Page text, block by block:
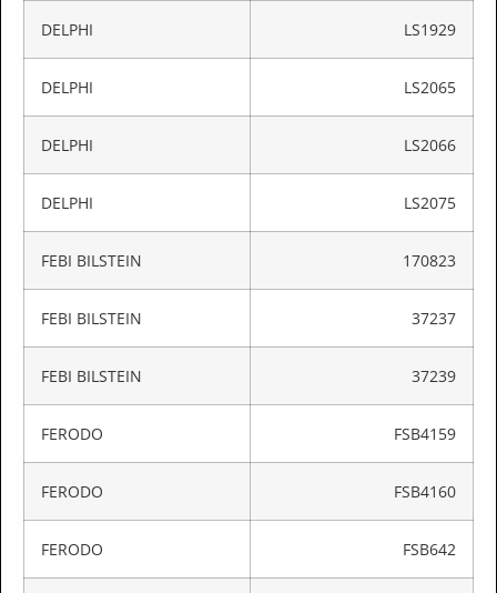
DELPHI LS1929
DELPHI LS2065
DELPHI LS2066
DELPHI LS2075
FEBI BILSTEIN 170823
FEBI BILSTEIN 37237
FEBI BILSTEIN 37239
FERODO FSB4159
FERODO FSB4160
FERODO FSB642